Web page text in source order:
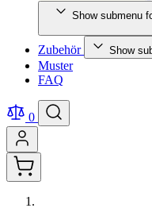
Show submenu
Zubehör Show
Muster
FAQ
0